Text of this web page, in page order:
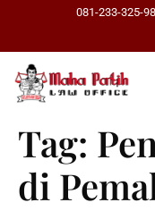
081-233-325-
Tag:
di